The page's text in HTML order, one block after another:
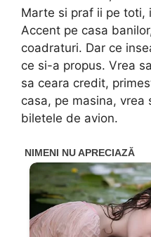
Marte si praf ii pe toti,
Accent pe casa
coadraturi. Dar ce
ce si-a propus. Vrea
sa ceara credit,
casa, pe masina, vrea
biletele de avion.